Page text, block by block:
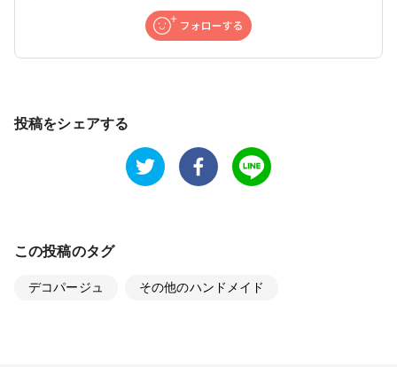
投稿をシェアする
この投稿のタグ
デコパージュ その他のハンドメイド